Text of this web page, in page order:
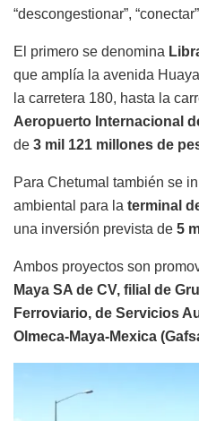
“descongestionar”,
El primero se denomina
que amplía la avenida
la carretera 180, hasta la
Aeropuerto Internacional
de 3 mil 121 millones de
Para Chetumal también se
ambiental para la terminal
una inversión prevista de 5
Ambos proyectos son
Maya SA de CV, filial de
Ferroviario, de Servicios
Olmeca-Maya-Mexica